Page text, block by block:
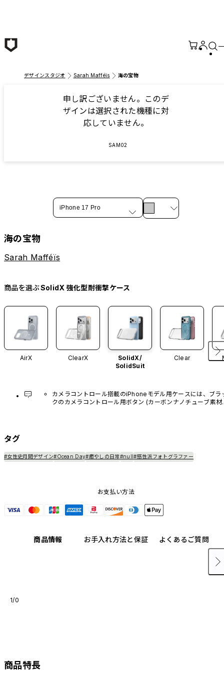
デザインスタジオ Sarah Mafféïs 海の宝物
申し訳ございません。このデ
ザインは選択された機種に対
応していません。
SAM02
iPhone 17 Pro
海の宝物
Sarah Mafféïs
商品を選ぶSolidX 強化型耐衝撃ケース
AirX ClearX
SolidX/
SolidSuit
Clear
カメラコントロール搭載のiPhoneモデル用ケースには、ブラ
クのカメラコントロール用ボタン (カーボンナノチューブ素材)
タグ
#女性史月間デザイン#Ocean Day#癒やしの日常#null#感性派フォトグラファー
お支払い方法
商品情報 お手入れ方法と保証 よくあるご質問
1/0
商品特長